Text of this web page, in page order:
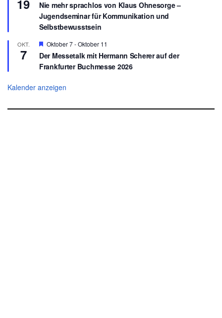
h
o
b
e
19
r
v
o
g
e
h
o
n
Nie mehr sprachlos von Klaus Ohnesorge –
Jugendseminar für Kommunikation und
Selbstbewusstsein
OKT.
7
H
r
v
g
h
Oktober 7-Oktober 11
Der Messetalk mit Hermann Scherer auf der
Frankfurter Buchmesse 2026
Kalender anzeigen